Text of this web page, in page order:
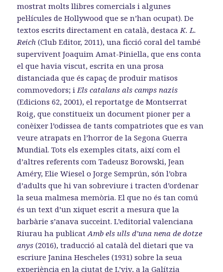
mostrat molts llibres comercials i algunes
pel·lícules de Hollywood que se n’han ocupat). De
textos escrits directament en català, destacaK. L.
Reich (Club Editor, 2011), una ficció coral del també
supervivent Joaquim Amat-Piniella, que ens conta
el que havia viscut, escrita en una prosa
distanciada que és capaç de produir matisos
commovedors; iEls catalans als camps nazis
(Edicions 62, 2001), el reportatge de Montserrat
Roig, que constitueix un document pioner per a
conèixer l’odissea de tants compatriotes que es van
veure atrapats en l’horror de la Segona Guerra
Mundial. Tots els exemples citats, així com el
d’altres referents com Tadeusz Borowski, Jean
Améry, Elie Wiesel o Jorge Semprún, són l’obra
d’adults que hi van sobreviure i tracten d’ordenar
la seua malmesa memòria. El que no és tan comú
és un text d’un xiquet escrit a mesura que la
barbàrie s’anava succeint. L’editorial valenciana
Riurau ha publicatAmb els ulls d’una nena de dotze
anys (2016), traducció al català del dietari que va
escriure Janina Hescheles (1931) sobre la seua
experiència en la ciutat de L’viv, a la Galítzia